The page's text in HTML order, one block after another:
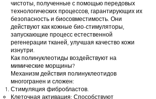
чистоты, полученные с помощью передовых
технологических процессов, гарантирующих их
безопасность и биосовместимость. Они
действуют как кожные био-стимуляторы,
запускающие процесс естественной
регенерации тканей, улучшая качество кожи
изнутри.
Как полинуклеотиды воздействуют на
мимические морщины?
Механизм действия полинуклеотидов
многогранен и сложен:
Стимуляция фибробластов.
Клеточная активация: Способствуют